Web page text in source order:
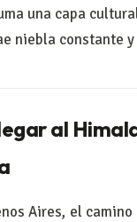
una capa
niebla constante
al
Aires, el